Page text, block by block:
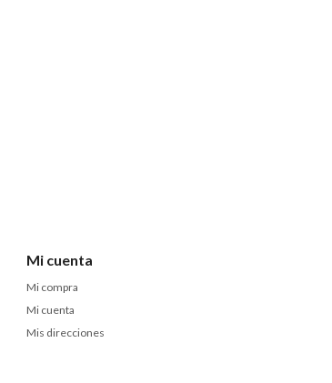
Mi cuenta
Mi compra
Mi cuenta
Mis direcciones